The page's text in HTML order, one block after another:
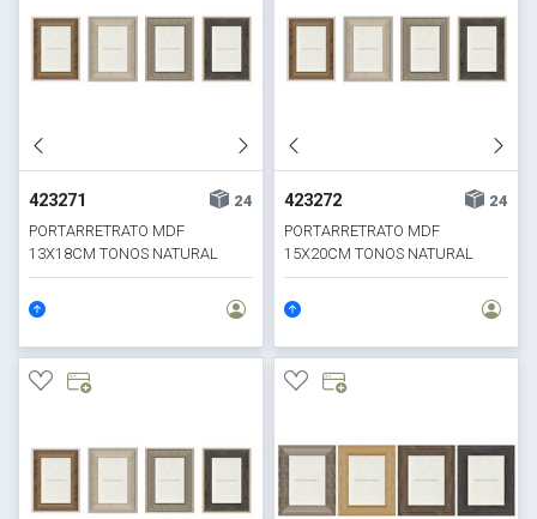
423271
24
PORTARRETRATO MDF
13X18CM TONOS NATURAL
423272
24
PORTARRETRATO MDF
15X20CM TONOS NATURAL